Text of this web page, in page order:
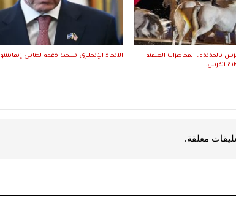
الفرس بالجديدة.. المحاضرات العلمية
الفرس…
الاتحاد الإنجليزي يسحب دعمه لجياني إنفانتينو
مغلقة.